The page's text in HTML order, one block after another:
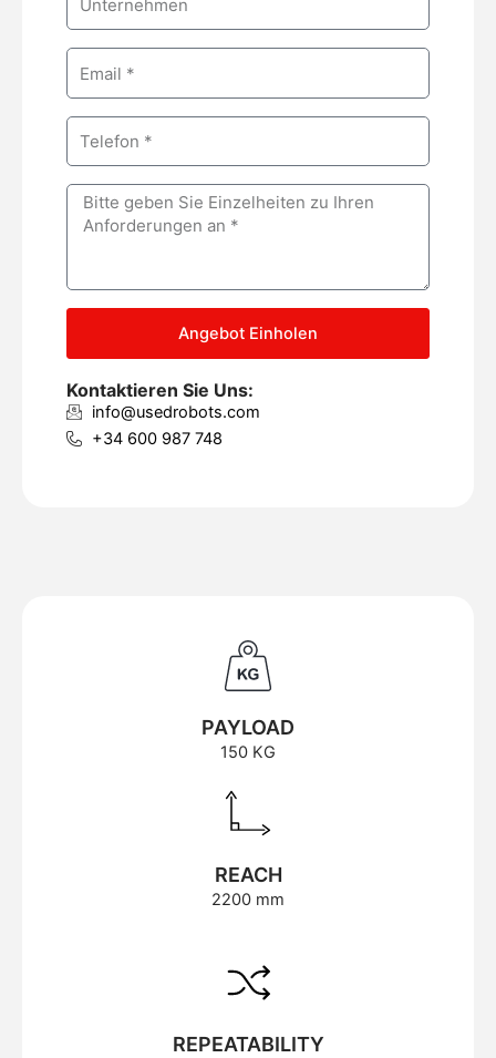
m
a
n
a
l
o
e
Angebot Einholen
Kontaktieren Sie Uns:
info@usedrobots.com
+34 600 987 748
PAYLOAD
150 KG
REACH
2200 mm
REPEATABILITY